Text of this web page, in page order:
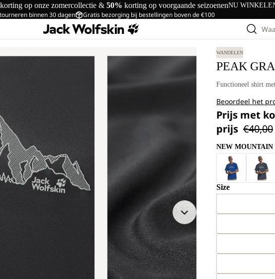
korting op onze zomercollectie & 50% korting op voorgaande seizoenenNU
binnen 30 dagen Gratis bezorging bij bestellingen boven de €100
WANDELEN
PEAK
Functioneel shirt
Beoordeel het
Prijs met
prijs €40,00
NEW MOUNTAIN
Size